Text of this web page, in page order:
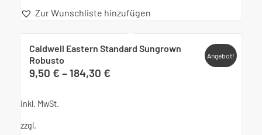
Zur Wunschliste hinzufügen
Caldwell Eastern Standard Sungrown
Robusto
9,50 € – 184,30 €
Angebot!
inkl. MwSt.
zzgl.